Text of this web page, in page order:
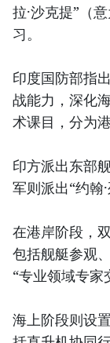
拉·沙克提”（
习。
印度国防部指
战能力，深化
术课目，分为
印方派出东部
军则派出“约翰
在港岸阶段，
包括舰艇参观
“专业领域专家
海上阶段则设